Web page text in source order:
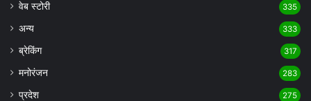
वेब स्टोरी 335
अन्य 333
ब्रेकिंग 317
मनोरंजन 283
प्रदेश 275